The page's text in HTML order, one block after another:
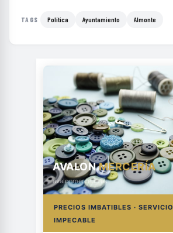
TAGS Política Ayuntamiento Almonte
AVALONMERCERÍA
avalonmerceria.es
PRECIOS IMBATIBLES · SERVICIO
IMPECABLE